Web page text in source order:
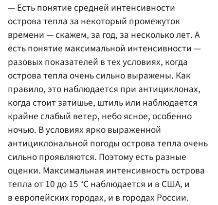
— Есть понятие средней интенсивности
острова тепла за некоторый промежуток
времени — скажем, за год, за несколько лет. А
есть понятие максимальной интенсивности —
разовых показателей в тех условиях, когда
острова тепла очень сильно выражены. Как
правило, это наблюдается при антициклонах,
когда стоит затишье, штиль или наблюдается
крайне слабый ветер, небо ясное, особенно
ночью. В условиях ярко выраженной
антициклональной погоды острова тепла очень
сильно проявляются. Поэтому есть разные
оценки. Максимальная интенсивность острова
тепла от 10 до 15 °C наблюдается и в США, и
в европейских городах, и в городах России.